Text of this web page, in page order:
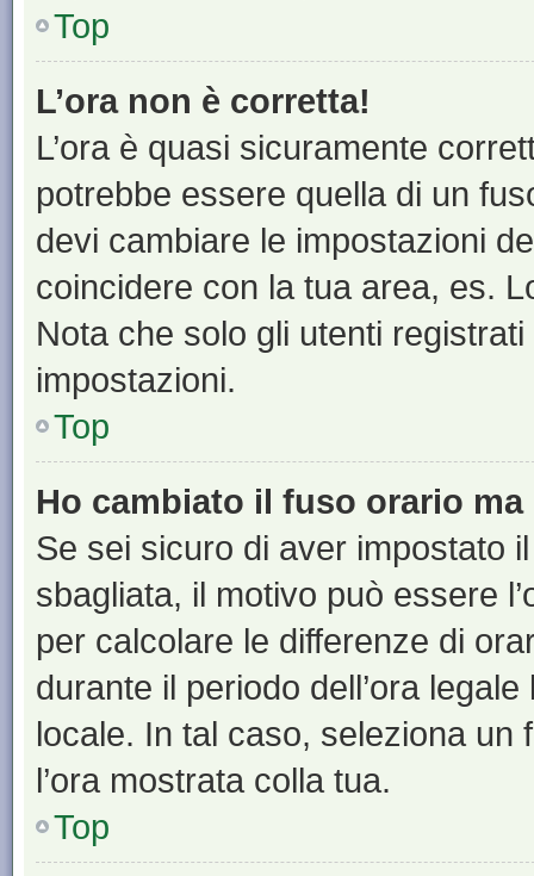
Top
L’ora non è corretta!
L’ora è quasi sicuramente
potrebbe essere quella di un
devi cambiare le impostazioni
coincidere con la tua area, es.
Nota che solo gli utenti
impostazioni.
Top
Ho cambiato il fuso orario ma
Se sei sicuro di aver impostato
sbagliata, il motivo può essere
per calcolare le differenze di
durante il periodo dell’ora
locale. In tal caso, seleziona
l’ora mostrata colla tua.
Top